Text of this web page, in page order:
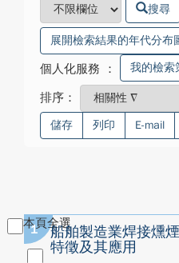
搜尋
展開檢索結果的年代分布
個人化服務 ： 我的檢索
排序：
儲存 列印 E-mail
本頁全選
1
船舶製造業焊接燻
特徵及其應用